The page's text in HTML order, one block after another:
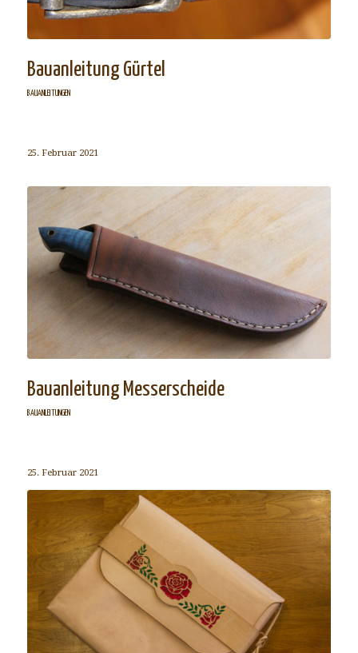
Bauanleitung Gürtel
BAUANLEITUNGEN
25. Februar 2021
Bauanleitung Messerscheide
BAUANLEITUNGEN
25. Februar 2021